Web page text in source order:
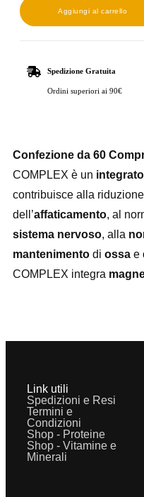
Aggiungi al carrello
Spedizione Gratuita
Ordini superiori ai 90€
Confezione da 60
COMPLEX è un
contribuisce alla
dell’affaticamento, al
sistema nervoso, alla
mantenimento di ossa e
COMPLEX integra
Link utili
Spedizioni e Resi
Termini e
Condizioni
Shop - Proteine
Shop - Vitamine e
Minerali